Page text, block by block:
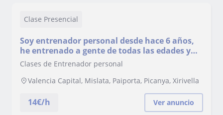
Clase Presencial
Soy entrenador personal desde hace 6 años,
he entrenado a gente de todas las edades y
con distintas lesiones o problemas
Clases de Entrenador personal
Valencia Capital, Mislata, Paiporta, Picanya, Xirivella
14€/h Ver anuncio